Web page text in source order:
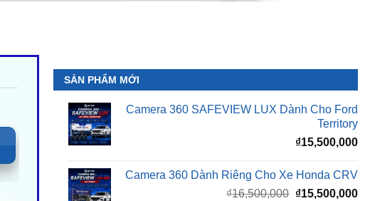
SẢN PHẨM MỚI
Camera 360 SAFEVIEW LUX Dành Cho Ford
Territory
₫15,500,000
Camera 360 Dành Riêng Cho Xe Honda CRV
₫16,500,000 Giá
₫15,500,000